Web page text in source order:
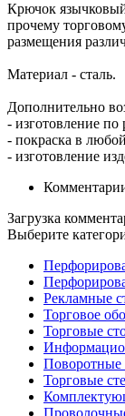
Крючок
прочему
размещения
Материал - сталь.
Дополнительно
- изготовление по
- покраска в
- изготовление
Загрузка
Выберите
Рекламные
Торговое
Торговые
Поворотные
Торговые